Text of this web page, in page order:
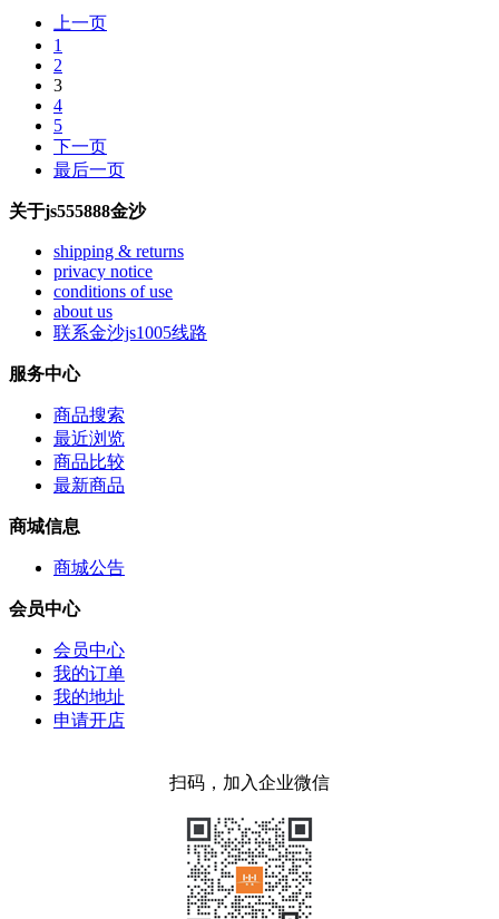
上一页
1
2
3
4
5
下一页
最后一页
关于js555888金沙
shipping & returns
privacy notice
conditions of use
about us
联系金沙js1005线路
服务中心
商品搜索
最近浏览
商品比较
最新商品
商城信息
商城公告
会员中心
会员中心
我的订单
我的地址
申请开店
扫码，加入企业微信